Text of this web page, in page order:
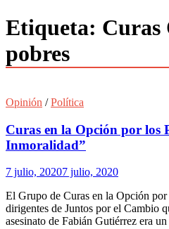
Etiqueta: Curas
pobres
Opinión /Política
Curas en la Opción por los
Inmoralidad”
7 julio, 20207 julio, 2020
El Grupo de Curas en la Opción
dirigentes de Juntos por el Cambio
asesinato de Fabián Gutiérrez era